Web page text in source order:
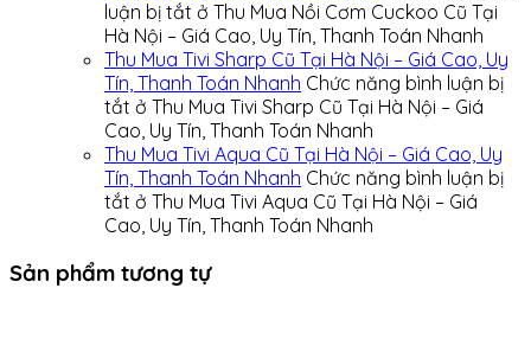
luận bị tắt ở Thu Mua Nồi Cơm Cuckoo Cũ Tại
Hà Nội – Giá Cao, Uy Tín, Thanh Toán Nhanh
Thu Mua Tivi Sharp Cũ Tại Hà Nội – Giá Cao, Uy
Tín, Thanh Toán Nhanh Chức năng bình luận bị
tắt ở Thu Mua Tivi Sharp Cũ Tại Hà Nội – Giá
Cao, Uy Tín, Thanh Toán Nhanh
Thu Mua Tivi Aqua Cũ Tại Hà Nội – Giá Cao, Uy
Tín, Thanh Toán Nhanh Chức năng bình luận bị
tắt ở Thu Mua Tivi Aqua Cũ Tại Hà Nội – Giá
Cao, Uy Tín, Thanh Toán Nhanh
Sản phẩm tương tự